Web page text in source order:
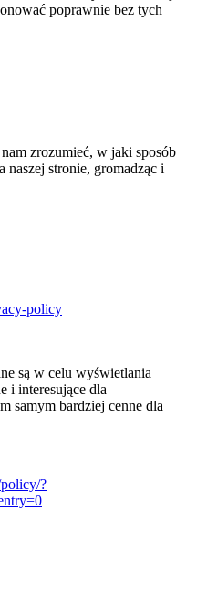
poprawnie bez tych
zrozumieć, w jaki sposób
stronie, gromadząc i
policy
są w celu wyświetlania
i interesujące dla
samym bardziej cenne dla
?